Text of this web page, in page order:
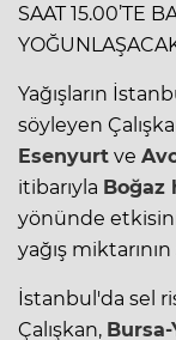
SAAT 15.00’TE
Yağışların
söyleyen
Esenyurt ve
itibarıyla Boğaz
yönünde etkisini
yağış
İstanbul'da sel
Çalışkan, Bursa-